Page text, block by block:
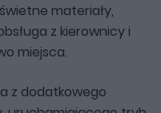
materiały,
z kierownicy i
miejsca.
z dodatkowego